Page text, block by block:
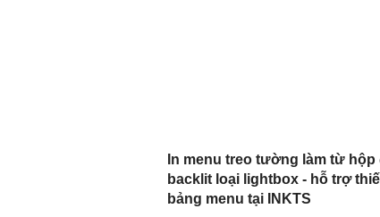
In menu treo tường làm từ hộp
backlit loại lightbox - hỗ trợ
bảng menu tại INKTS